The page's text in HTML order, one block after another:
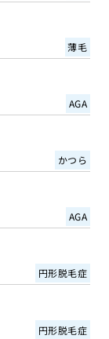
薄毛
AGA
かつら
AGA
円形脱毛症
円形脱毛症